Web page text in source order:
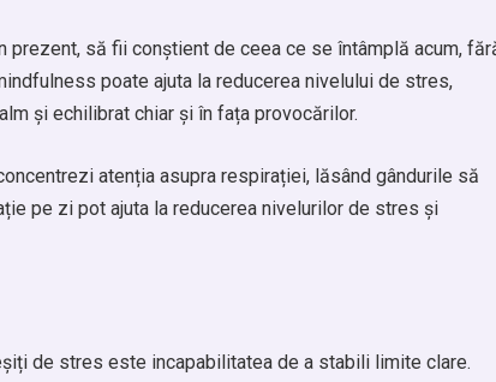
să fii conștient de ceea ce se întâmplă acum,
poate ajuta la reducerea nivelului de stres,
și echilibrat chiar și în fața provocărilor.
atenția asupra respirației, lăsând gândurile să
pe zi pot ajuta la reducerea nivelurilor de stres și
de stres este incapabilitatea de a stabili limite clare.